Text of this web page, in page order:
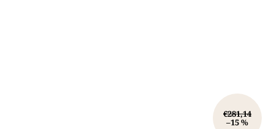
€281,14
–15 %